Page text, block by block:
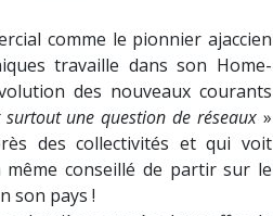
comme le pionnier ajaccien
travaille dans son Home-
des nouveaux courants
surtout une question de réseaux »
des collectivités et qui voit
conseillé de partir sur le
son pays !